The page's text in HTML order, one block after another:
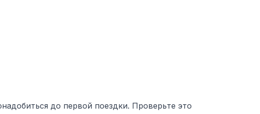
до первой поездки. Проверьте это